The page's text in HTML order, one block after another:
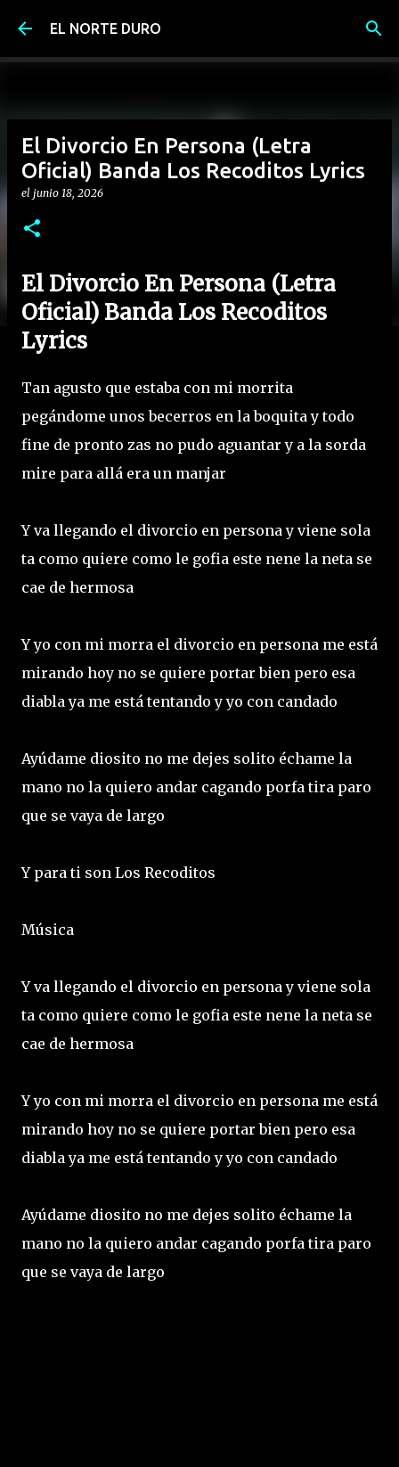
Ir al contenido principal
EL NORTE DURO
El Divorcio En Persona (Letra
Oficial) Banda Los Recoditos Lyrics
el junio 18, 2026
El Divorcio En Persona (Letra
Oficial) Banda Los Recoditos
Lyrics
Tan agusto que estaba con mi morrita
pegándome unos becerros en la boquita y todo
fine de pronto zas no pudo aguantar y a la sorda
mire para allá era un manjar
Y va llegando el divorcio en persona y viene sola
ta como quiere como le gofia este nene la neta se
cae de hermosa
Y yo con mi morra el divorcio en persona me está
mirando hoy no se quiere portar bien pero esa
diabla ya me está tentando y yo con candado
Ayúdame diosito no me dejes solito échame la
mano no la quiero andar cagando porfa tira paro
que se vaya de largo
Y para ti son Los Recoditos
Música
Y va llegando el divorcio en persona y viene sola
ta como quiere como le gofia este nene la neta se
cae de hermosa
Y yo con mi morra el divorcio en persona me está
mirando hoy no se quiere portar bien pero esa
diabla ya me está tentando y yo con candado
Ayúdame diosito no me dejes solito échame la
mano no la quiero andar cagando porfa tira paro
que se vaya de largo